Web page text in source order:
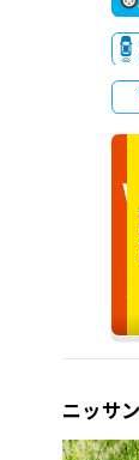
ニッサ